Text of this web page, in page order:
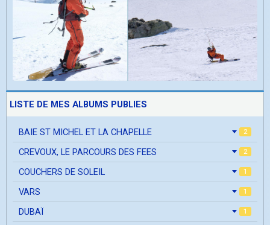
LISTE DE MES ALBUMS PUBLIES
BAIE ST MICHEL ET LA CHAPELLE 2
CREVOUX, LE PARCOURS DES FEES 2
COUCHERS DE SOLEIL 1
VARS 1
DUBAÏ 1